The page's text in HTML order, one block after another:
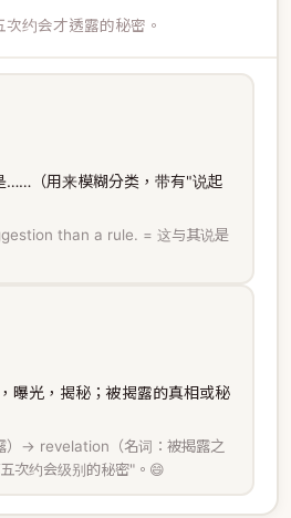
约会才透露的秘密。
（用来模糊分类，带有"说起
than a rule. = 这与其说是
曝光，揭秘；被揭露的真相或秘
）→ revelation（名词：被揭露之
次约会级别的秘密"。😄